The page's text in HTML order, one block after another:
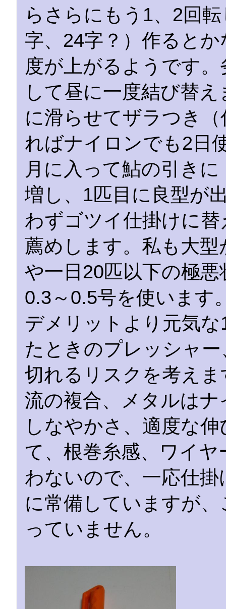
らさらにもう1、2回
字、24字？）作ると
度が上がるようです
して昼に一度結び替
に滑らせてザラつき
ればナイロンでも2日
月に入って鮎の引き
増し、1匹目に良型が
わずゴツイ仕掛けに
薦めします。私も大型
や一日20匹以下の極
0.3～0.5号を使います
デメリットより元気
たときのプレッシャ
切れるリスクを考えま
流の複合、メタルは
しなやかさ、適度な
て、根巻糸感、ワイヤ
わないので、一応仕
に常備していますが
っていません。